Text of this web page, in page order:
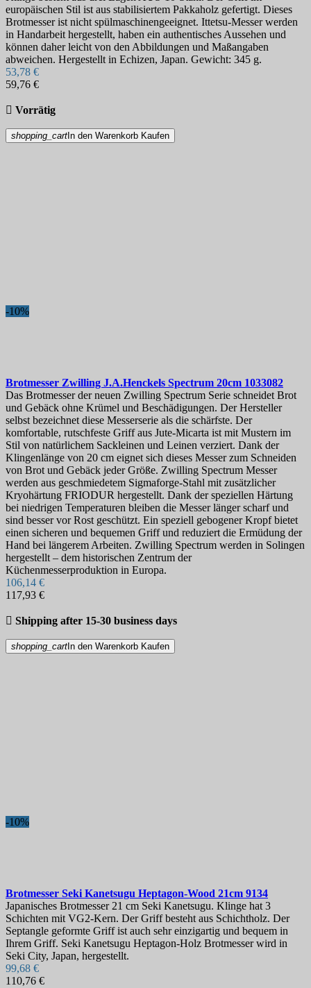
europäischen Stil ist aus stabilisiertem Pakkaholz gefertigt. Dieses
Brotmesser ist nicht spülmaschinengeeignet. Ittetsu-Messer werden
in Handarbeit hergestellt, haben ein authentisches Aussehen und
können daher leicht von den Abbildungen und Maßangaben
abweichen. Hergestellt in Echizen, Japan. Gewicht: 345 g.
53,78 €
59,76 €
 Vorrätig
shopping_cart In den Warenkorb Kaufen
-10%
Brotmesser Zwilling J.A.Henckels Spectrum 20cm 1033082
Das Brotmesser der neuen Zwilling Spectrum Serie schneidet Brot
und Gebäck ohne Krümel und Beschädigungen. Der Hersteller
selbst bezeichnet diese Messerserie als die schärfste. Der
komfortable, rutschfeste Griff aus Jute-Micarta ist mit Mustern im
Stil von natürlichem Sackleinen und Leinen verziert. Dank der
Klingenlänge von 20 cm eignet sich dieses Messer zum Schneiden
von Brot und Gebäck jeder Größe. Zwilling Spectrum Messer
werden aus geschmiedetem Sigmaforge-Stahl mit zusätzlicher
Kryohärtung FRIODUR hergestellt. Dank der speziellen Härtung
bei niedrigen Temperaturen bleiben die Messer länger scharf und
sind besser vor Rost geschützt. Ein speziell gebogener Kropf bietet
einen sicheren und bequemen Griff und reduziert die Ermüdung der
Hand bei längerem Arbeiten. Zwilling Spectrum werden in Solingen
hergestellt – dem historischen Zentrum der
Küchenmesserproduktion in Europa.
106,14 €
117,93 €
 Shipping after 15-30 business days
shopping_cart In den Warenkorb Kaufen
-10%
Brotmesser Seki Kanetsugu Heptagon-Wood 21cm 9134
Japanisches Brotmesser 21 cm Seki Kanetsugu. Klinge hat 3
Schichten mit VG2-Kern. Der Griff besteht aus Schichtholz. Der
Septangle geformte Griff ist auch sehr einzigartig und bequem in
Ihrem Griff. Seki Kanetsugu Heptagon-Holz Brotmesser wird in
Seki City, Japan, hergestellt.
99,68 €
110,76 €